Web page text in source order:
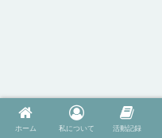
ホーム 私について 活動記録